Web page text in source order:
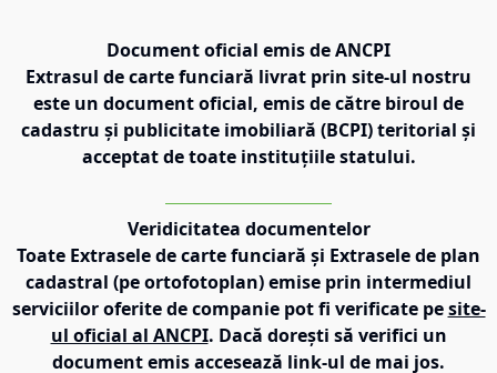
Document oficial emis de ANCPI
Extrasul de carte funciară livrat prin site-ul nostru
este un document oficial, emis de către biroul de
cadastru și publicitate imobiliară (BCPI) teritorial și
acceptat de toate instituțiile statului.
Veridicitatea documentelor
Toate Extrasele de carte funciară și Extrasele de plan
cadastral (pe ortofotoplan) emise prin intermediul
serviciilor oferite de companie pot fi verificate pe site-
ul oficial al ANCPI. Dacă dorești să verifici un
document emis accesează link-ul de mai jos.